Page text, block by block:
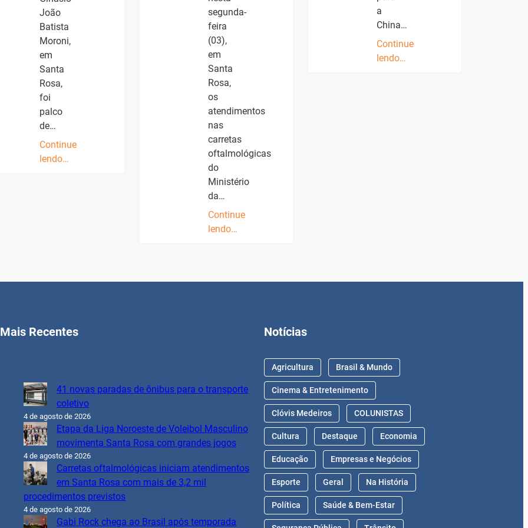
João
Batista
Moroni,
em
Santa
Rosa,
foi
palco
de…
Continue
lendo…
segunda-
feira
(03),
em
Santa
Rosa,
os
atendimentos
nas
carretas
oftalmológicas
do
Ministério
da…
Continue
lendo…
a
China…
Continue
lendo…
Mais Recentes
41 novas paradas de ônibus para o transporte
coletivo
4 de agosto de 2026
Etapa da Liga Noroeste de Voleibol Masculino
movimenta Santa Rosa com grandes jogos
4 de agosto de 2026
Carretas oftalmológicas iniciam atendimentos
em Santa Rosa com mais de 3,2 mil
procedimentos previstos
4 de agosto de 2026
Gabi Rock chega ao Brasil após temporada
Notícias
Agricultura Brasil & Mundo
Cinema & Entretenimento
Clóvis Medeiros COLUNISTAS
Cultura Destaque Economia
Educação Empresas e Negócios
Esporte Geral Na História
Política Saúde & Bem-Estar